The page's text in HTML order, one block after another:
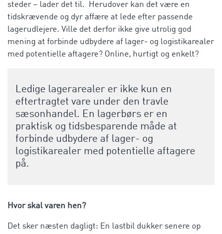
steder – lader det til. Herudover kan det være en
tidskrævende og dyr affære at lede efter passende
lagerudlejere. Ville det derfor ikke give utrolig god
mening at forbinde udbydere af lager- og logistikarealer
med potentielle aftagere? Online, hurtigt og enkelt?
Ledige lagerarealer er ikke kun en
eftertragtet vare under den travle
sæsonhandel. En lagerbørs er en
praktisk og tidsbesparende måde at
forbinde udbydere af lager- og
logistikarealer med potentielle aftagere
på.
Hvor skal varen hen?
Det sker næsten dagligt: En lastbil dukker senere op